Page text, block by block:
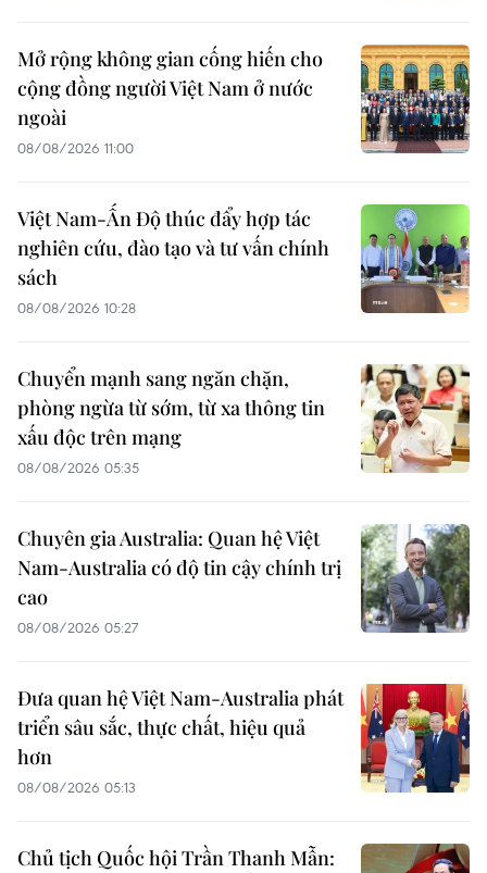
Mở rộng không gian cống hiến cho
cộng đồng người Việt Nam ở nước
ngoài
08/08/2026 11:00
Việt Nam-Ấn Độ thúc đẩy hợp tác
nghiên cứu, đào tạo và tư vấn chính
sách
08/08/2026 10:28
Chuyển mạnh sang ngăn chặn,
phòng ngừa từ sớm, từ xa thông tin
xấu độc trên mạng
08/08/2026 05:35
Chuyên gia Australia: Quan hệ Việt
Nam-Australia có độ tin cậy chính trị
cao
08/08/2026 05:27
Đưa quan hệ Việt Nam-Australia phát
triển sâu sắc, thực chất, hiệu quả
hơn
08/08/2026 05:13
Chủ tịch Quốc hội Trần Thanh Mẫn: